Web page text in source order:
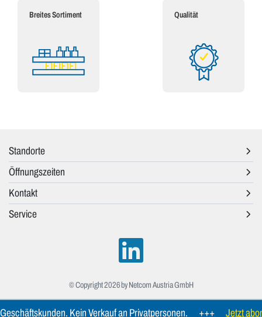
Breites Sortiment Qualität
Standorte
Öffnungszeiten
Kontakt
Service
© Copyright 2026 by Netcom Austria GmbH
Kein Verkauf an Privatpersonen. +++ Jetzt